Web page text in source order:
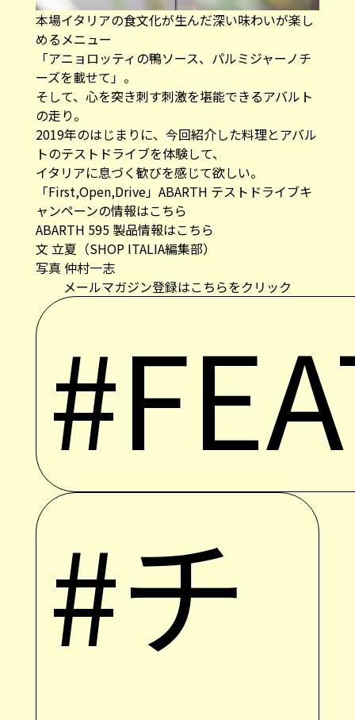
本場イタリアの食文化が生んだ深い味わいが楽し
めるメニュー
「アニョロッティの鴨ソース、パルミジャーノチ
ーズを載せて」。
そして、心を突き刺す刺激を堪能できるアバルト
の走り。
2019年のはじまりに、今回紹介した料理とアバル
トのテストドライブを体験して、
イタリアに息づく歓びを感じて欲しい。
「First,Open,Drive」ABARTH テストドライブキ
ャンペーンの情報はこちら
ABARTH 595 製品情報はこちら
文 立夏（SHOP ITALIA編集部）
写真 仲村一志
メールマガジン登録はこちらをクリック
#チ